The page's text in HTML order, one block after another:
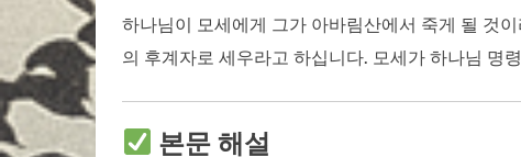
하나님이 모세에게 그가 아바림산에서 죽게 될 것
의 후계자로 세우라고 하십니다. 모세가 하나님 명
본문 해설